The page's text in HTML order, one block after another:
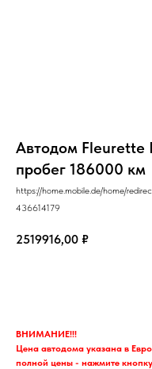
Автодом Fleurette
пробег 186000 км
https://home.mobile.de/home/
436614179
2519916,00 ₽
ВНИМАНИЕ!!!
Цена автодома указана в
полной цены - нажмите